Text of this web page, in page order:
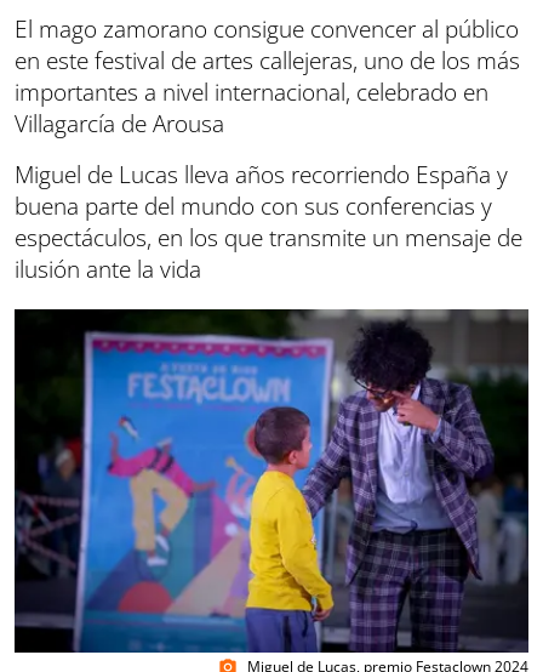
El mago zamorano consigue convencer al público
en este festival de artes callejeras, uno de los más
importantes a nivel internacional, celebrado en
Villagarcía de Arousa
Miguel de Lucas lleva años recorriendo España y
buena parte del mundo con sus conferencias y
espectáculos, en los que transmite un mensaje de
ilusión ante la vida
photo_camera Miguel de Lucas, premio Festaclown 2024